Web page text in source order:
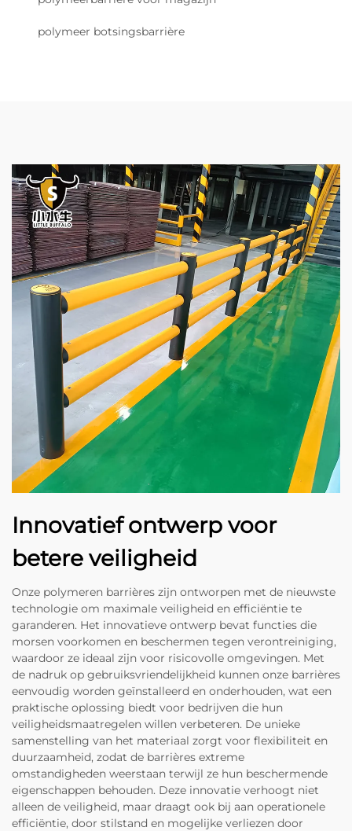
polymeer botsingsbarrière
Innovatief ontwerp voor
betere veiligheid
Onze polymeren barrières zijn ontworpen met de nieuwste
technologie om maximale veiligheid en efficiëntie te
garanderen. Het innovatieve ontwerp bevat functies die
morsen voorkomen en beschermen tegen verontreiniging,
waardoor ze ideaal zijn voor risicovolle omgevingen. Met
de nadruk op gebruiksvriendelijkheid kunnen onze barrières
eenvoudig worden geïnstalleerd en onderhouden, wat een
praktische oplossing biedt voor bedrijven die hun
veiligheidsmaatregelen willen verbeteren. De unieke
samenstelling van het materiaal zorgt voor flexibiliteit en
duurzaamheid, zodat de barrières extreme
omstandigheden weerstaan terwijl ze hun beschermende
eigenschappen behouden. Deze innovatie verhoogt niet
alleen de veiligheid, maar draagt ook bij aan operationele
efficiëntie, door stilstand en mogelijke verliezen door